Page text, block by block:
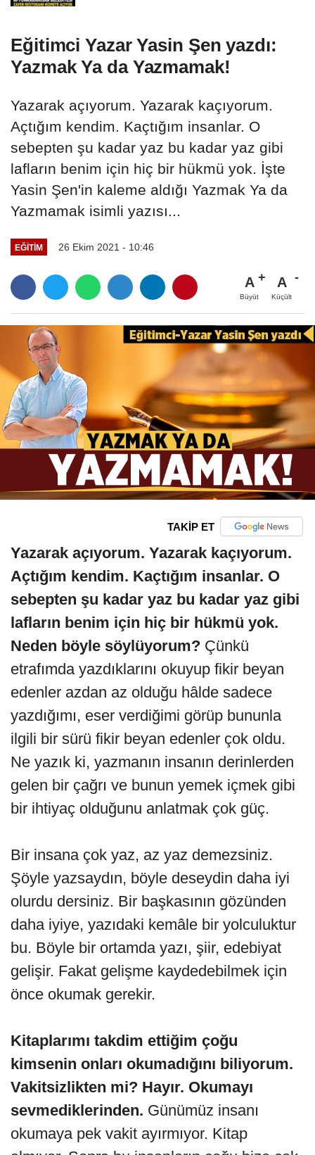
Eğitimci Yazar Yasin Şen yazdı:
Yazmak Ya da Yazmamak!
Yazarak açıyorum. Yazarak kaçıyorum.
Açtığım kendim. Kaçtığım insanlar. O
sebepten şu kadar yaz bu kadar yaz gibi
lafların benim için hiç bir hükmü yok. İşte
Yasin Şen'in kaleme aldığı Yazmak Ya da
Yazmamak isimli yazısı...
EĞITIM 26 Ekim 2021 - 10:46
A
Büyüt
A
Küçült
TAKİP ET
Yazarak açıyorum. Yazarak kaçıyorum.
Açtığım kendim. Kaçtığım insanlar. O
sebepten şu kadar yaz bu kadar yaz gibi
lafların benim için hiç bir hükmü yok.
Neden böyle söylüyorum? Çünkü
etrafımda yazdıklarını okuyup fikir beyan
edenler azdan az olduğu hâlde sadece
yazdığımı, eser verdiğimi görüp bununla
ilgili bir sürü fikir beyan edenler çok oldu.
Ne yazık ki, yazmanın insanın derinlerden
gelen bir çağrı ve bunun yemek içmek gibi
bir ihtiyaç olduğunu anlatmak çok güç.
Bir insana çok yaz, az yaz demezsiniz.
Şöyle yazsaydın, böyle deseydin daha iyi
olurdu dersiniz. Bir başkasının gözünden
daha iyiye, yazıdaki kemâle bir yolculuktur
bu. Böyle bir ortamda yazı, şiir, edebiyat
gelişir. Fakat gelişme kaydedebilmek için
önce okumak gerekir.
Kitaplarımı takdim ettiğim çoğu
kimsenin onları okumadığını biliyorum.
Vakitsizlikten mi? Hayır. Okumayı
sevmediklerinden. Günümüz insanı
okumaya pek vakit ayırmıyor. Kitap